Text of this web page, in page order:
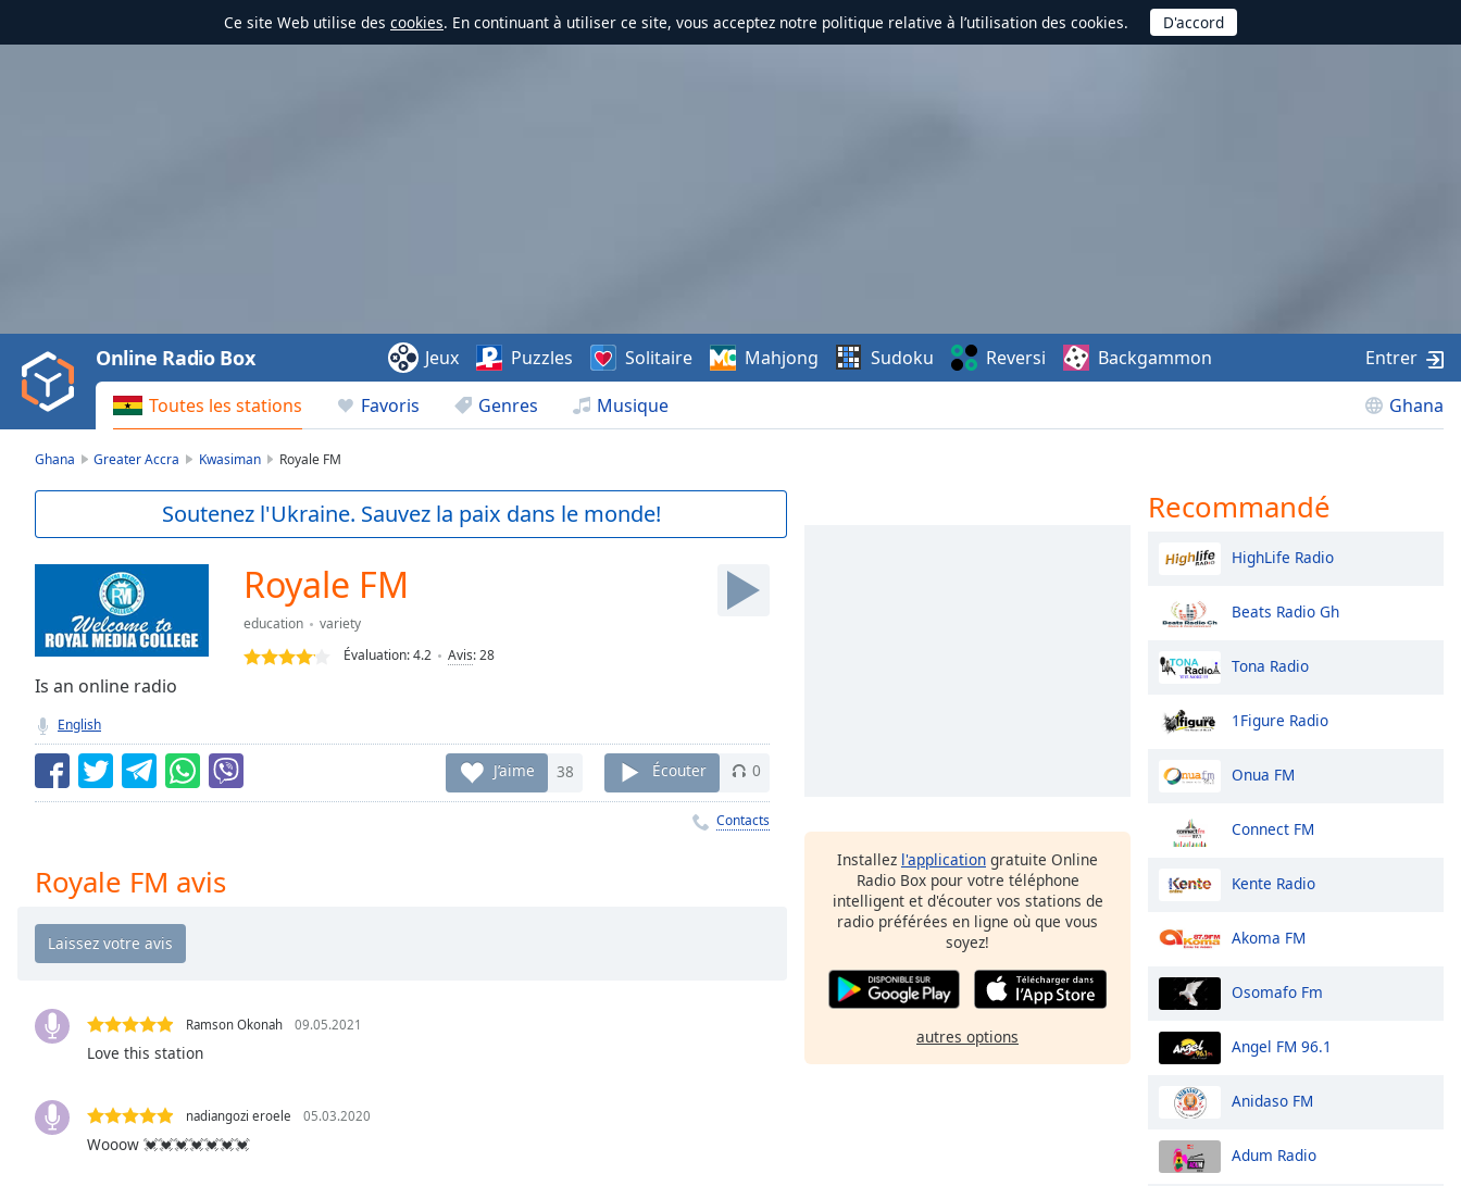
Ce site Web utilise des cookies. En continuant à utiliser ce site, vous acceptez notre politique relative à l’utilisation des cookies.
Video
Play
Backward
Skip
Current
Duration-:-
Stream
TypeLIVE
live,
currently
behind
LIVE
Remaining
Playback
Rate
Chapters
descriptions
off,
selected
Toutes les stations Favoris Genres Musique Ghana
Online Radio Box Jeux Puzzles Solitaire Mahjong Sudoku Reversi Backgammon Entrer
Ghana Greater Accra Kwasiman Royale FM
Soutenez l'Ukraine. Sauvez la paix dans le monde!
Royale FM
education
variety
Évaluation:4.2 Avis:28
Is an online radio
English
J’aime 38 Écouter 0
Contacts
Royale FM avis
Ramson Okonah 09.05.2021
Love this station
nadiangozi eroele 05.03.2020
Wooow 💓💓💓💓💓💓💓
Installez l'application gratuite Online
Radio Box pour votre téléphone
intelligent et d'écouter vos stations de
radio préférées en ligne où que vous
soyez!
autres options
Recommandé
HighLife Radio
Beats Radio Gh
Tona Radio
1Figure Radio
Onua FM
Connect FM
Kente Radio
Akoma FM
Osomafo Fm
Angel FM 96.1
Anidaso FM
Adum Radio